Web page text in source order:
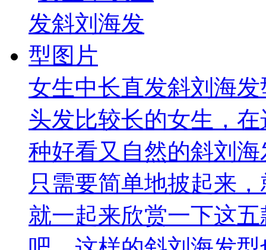
女生中长直发斜刘海
头发比较长的女生，
种好看又自然的斜刘
只需要简单地披起来
就一起来欣赏一下这